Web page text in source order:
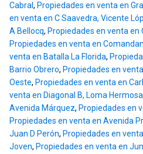
Cabral, Propiedades en venta en
en venta en C Saavedra, Vicente
A Bellocq, Propiedades en venta en
Propiedades en venta en
venta en Batalla La Florida,
Barrio Obrero, Propiedades en
Oeste, Propiedades en venta en
venta en Diagonal B, Loma Hermosa
Avenida Márquez, Propiedades en
Propiedades en venta en Avenida
Juan D Perón, Propiedades en
Joven, Propiedades en venta en